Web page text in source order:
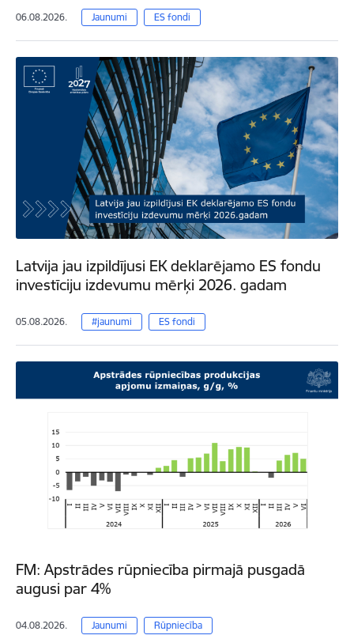
06.08.2026. Jaunumi ES fondi
Latvija jau izpildījusi EK deklarējamo ES fondu
investīciju izdevumu mērķi 2026. gadam
05.08.2026. #jaunumi ES fondi
FM: Apstrādes rūpniecība pirmajā pusgadā
augusi par 4%
04.08.2026. Jaunumi Rūpniecība